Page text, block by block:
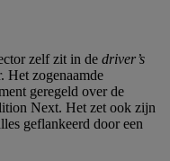
zelf zit in de driver’s
Het zogenaamde
geregeld over de
Next. Het zet ook zijn
geflankeerd door een